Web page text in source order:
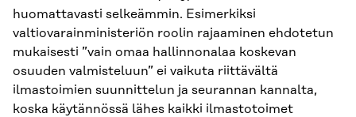
huomattavasti selkeämmin. Esimerkiksi
valtiovarainministeriön roolin rajaaminen ehdotetun
mukaisesti ”vain omaa hallinnonalaa koskevan
osuuden valmisteluun” ei vaikuta riittävältä
ilmastoimien suunnittelun ja seurannan kannalta,
koska käytännössä lähes kaikki ilmastotoimet